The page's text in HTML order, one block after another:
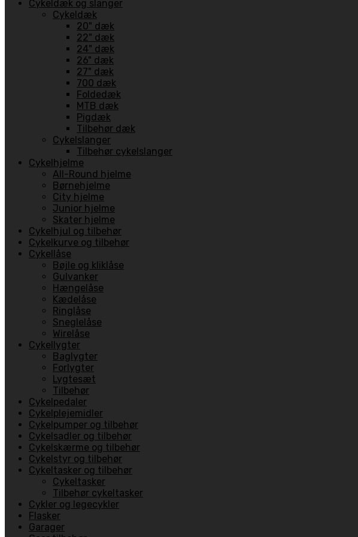
Cykeldæk og slanger
Cykeldæk
20" dæk
22" dæk
24" dæk
26" dæk
27" dæk
700 dæk
Foldedæk
MTB dæk
Pigdæk
Tilbehør dæk
Cykelslanger
Tilbehør cykelslanger
Cykelhjelme
All-Round hjelme
Børnehjelme
City hjelme
Junior hjelme
Skater hjelme
Cykelhjul og tilbehør
Cykelkurve og tilbehør
Cykellåse
Bøjle og kliklåse
Gulvanker
Hængelåse
Kædelåse
Ringlåse
Sneglelåse
Wirelåse
Cykellygter
Baglygter
Forlygter
Lygtesæt
Tilbehør
Cykelpedaler
Cykelplejemidler
Cykelpumper og tilbehør
Cykelsadler og tilbehør
Cykelskærme og tilbehør
Cykelstyr og tilbehør
Cykeltasker og tilbehør
Cykeltasker
Tilbehør cykeltasker
Cykler og legecykler
Flasker
Garager